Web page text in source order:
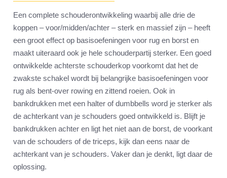
Een complete schouderontwikkeling waarbij alle drie de
koppen – voor/midden/achter – sterk en massief zijn – heeft
een groot effect op basisoefeningen voor rug en borst en
maakt uiteraard ook je hele schouderpartij sterker. Een goed
ontwikkelde achterste schouderkop voorkomt dat het de
zwakste schakel wordt bij belangrijke basisoefeningen voor
rug als bent-over rowing en zittend roeien. Ook in
bankdrukken met een halter of dumbbells word je sterker als
de achterkant van je schouders goed ontwikkeld is. Blijft je
bankdrukken achter en ligt het niet aan de borst, de voorkant
van de schouders of de triceps, kijk dan eens naar de
achterkant van je schouders. Vaker dan je denkt, ligt daar de
oplossing.